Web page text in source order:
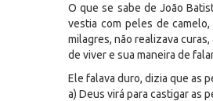
O que se sabe de João
vestia com peles de
milagres, não realizava
de viver e sua maneira de
Ele falava duro, dizia que as
a) Deus virá para castigar as